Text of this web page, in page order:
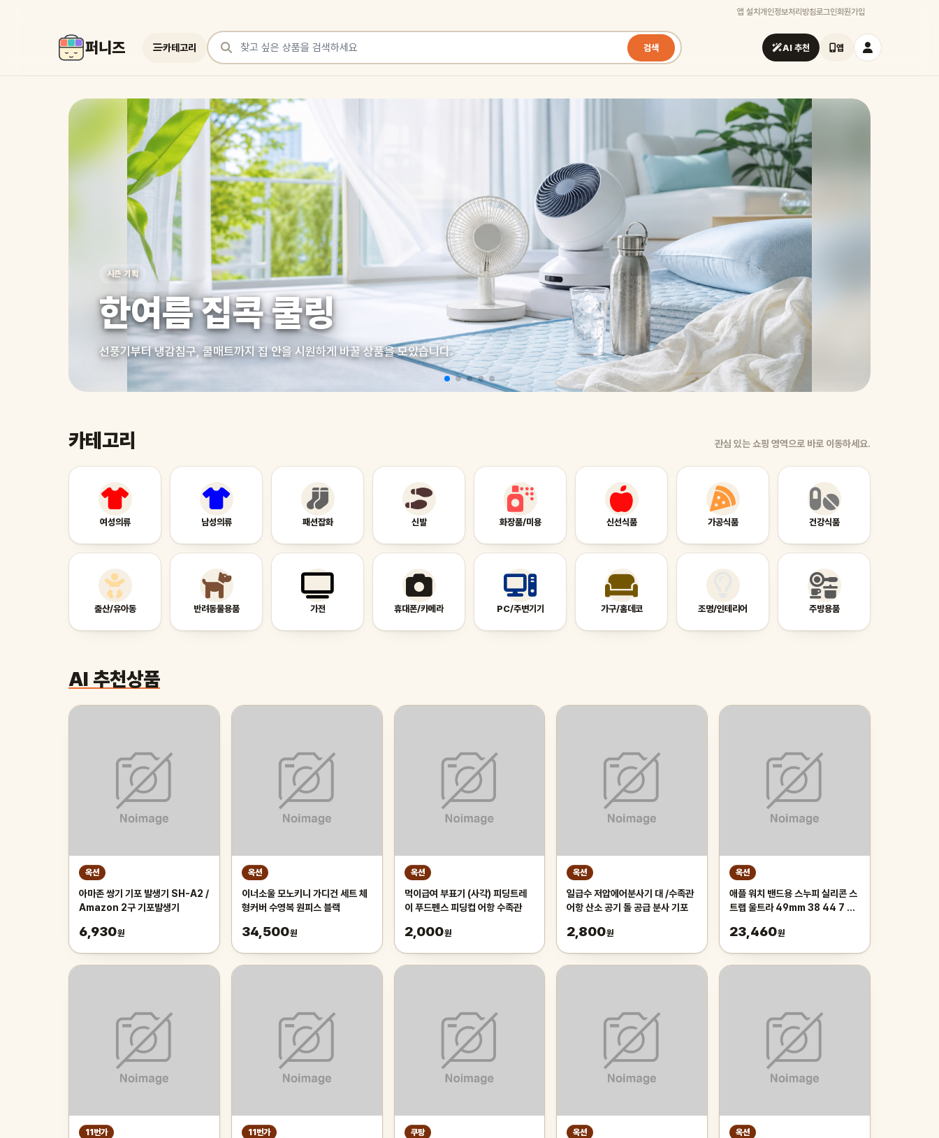
앱 설치 개인정보처리방침로그인회원가입
퍼니즈 카테고리
상품 검색
검색 AI 추천 앱
여러 쇼핑몰 상품을 한곳에서 찾아보세요
시즌 기획
한여름 집콕 쿨링
선풍기부터 냉감침구, 쿨매트까지 집 안을 시원하게 바꿀 상품을 모았습니다.
카테고리 관심 있는 쇼핑 영역으로 바로 이동하세요.
여성의류 남성의류 패션잡화 신발 화장품/미용 신선식품 가공식품 건강식품
출산/유아동 반려동물용품 가전 휴대폰/카메라 PC/주변기기 가구/홈데코 조명/인테리어 주방용품
AI 추천상품
옥션
아마존 쌍기 기포 발생기 SH-A2 /
Amazon 2구 기포발생기
6,930원
옥션
이너소울 모노키니 가디건 세트 체
형커버 수영복 원피스 블랙
34,500원
옥션
먹이급여 부표기 (사각) 피딩트레
이 푸드펜스 피딩컵 어항 수족관
2,000원
옥션
일급수 저압에어분사기 대 /수족관
어항 산소 공기 돌 공급 분사 기포
2,800원
옥션
애플 워치 밴드용 스누피 실리콘 스
트랩 울트라 49mm 38 44 7 8
23,460원
11번가 11번가 쿠팡 옥션 옥션